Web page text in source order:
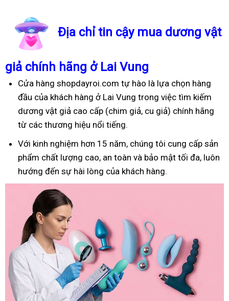
Địa chỉ tin cậy mua dương vật
giả chính hãng ở Lai Vung
Cửa hàng shopdayroi.com tự hào là lựa chọn hàng
đầu của khách hàng ở Lai Vung trong việc tìm kiếm
dương vật giả cao cấp (chim giả, cu giả) chính hãng
từ các thương hiệu nổi tiếng.
Với kinh nghiệm hơn 15 năm, chúng tôi cung cấp sản
phẩm chất lượng cao, an toàn và bảo mật tối đa, luôn
hướng đến sự hài lòng của khách hàng.